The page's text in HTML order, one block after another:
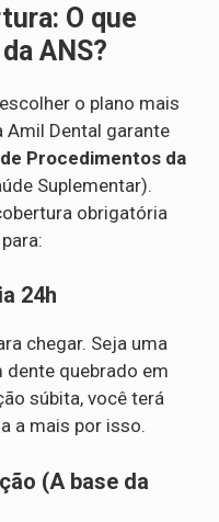
O que
ANS?
o plano mais
Amil Dental garante
Procedimentos da
Suplementar).
obrigatória
24h
chegar. Seja uma
dente quebrado em
súbita, você terá
a mais por isso.
(A base da